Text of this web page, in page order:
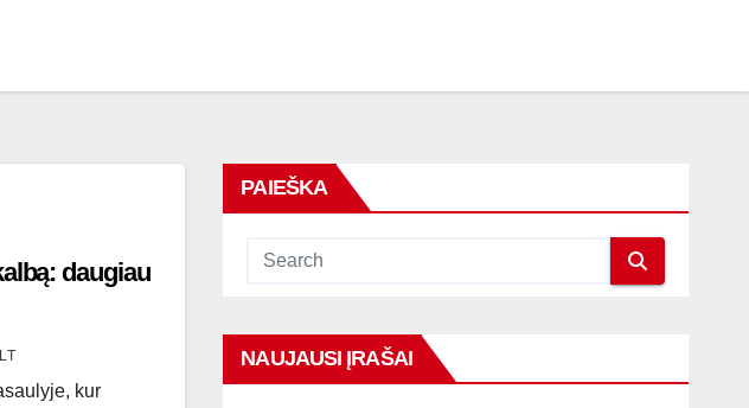
daugiau
kur
PAIEŠKA
NAUJAUSI ĮRAŠAI